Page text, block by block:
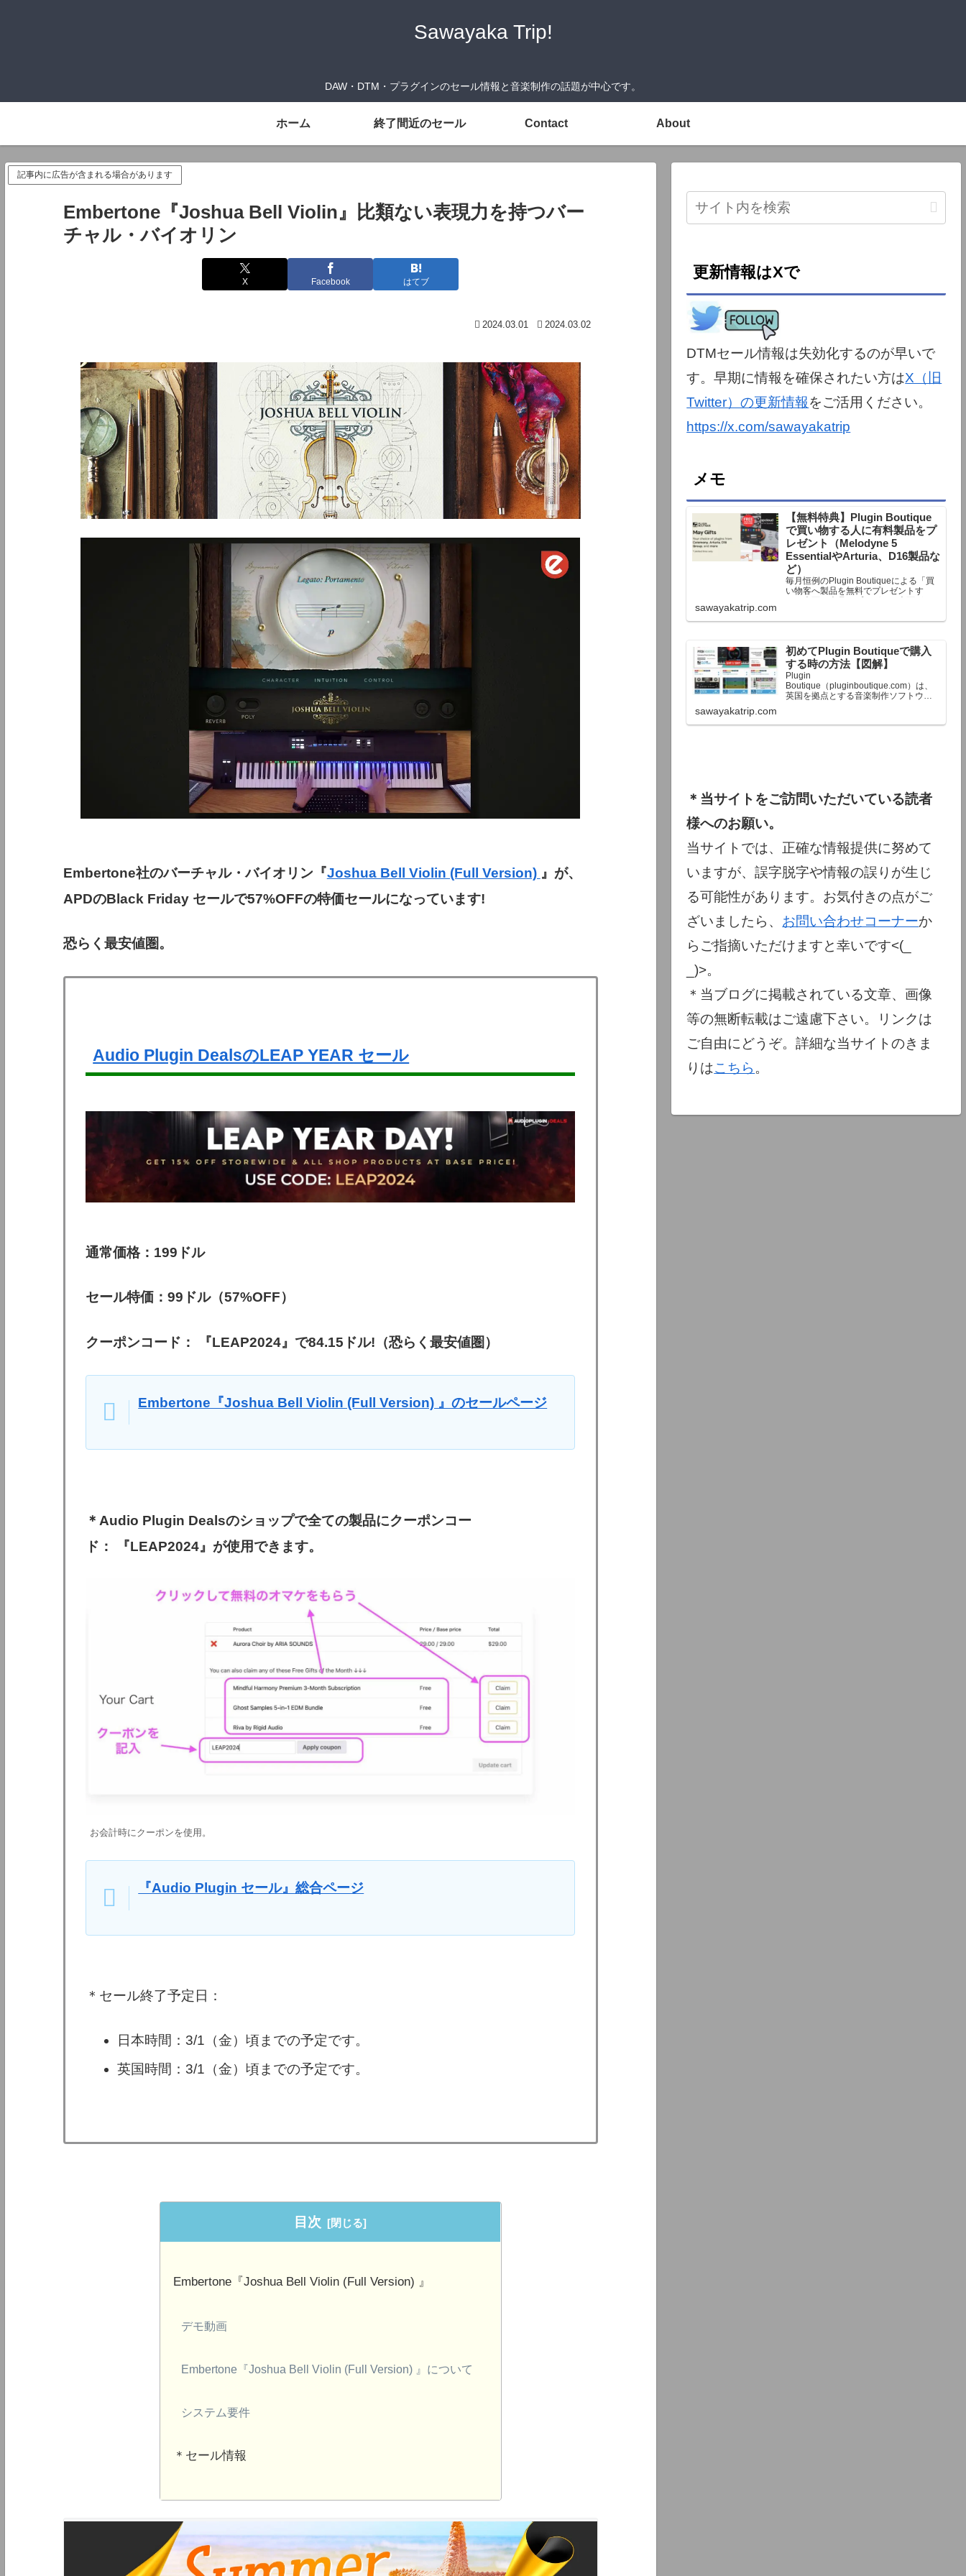
Sawayaka Trip!
DAW・DTM・プラグインのセール情報と音楽制作の話題が中心です。
ホーム 終了間近のセール Contact About
記事内に広告が含まれる場合があります
Embertone『Joshua Bell Violin』比類ない表現力を持つバー
チャル・バイオリン
X Facebook はてブ
2024.03.01 2024.03.02
Embertone社のバーチャル・バイオリン『Joshua Bell Violin (Full Version) 』が、
APDのBlack Friday セールで57%OFFの特価セールになっています!
恐らく最安値圏。
Audio Plugin DealsのLEAP YEAR セール
通常価格：199ドル
セール特価：99ドル（57%OFF）
クーポンコード： 『LEAP2024』で84.15ドル!（恐らく最安値圏）
Embertone『Joshua Bell Violin (Full Version) 』のセールページ
＊Audio Plugin Dealsのショップで全ての製品にクーポンコー
ド： 『LEAP2024』が使用できます。
お会計時にクーポンを使用。
『Audio Plugin セール』総合ページ
＊セール終了予定日：
日本時間：3/1（金）頃までの予定です。
英国時間：3/1（金）頃までの予定です。
目次
Embertone『Joshua Bell Violin (Full Version) 』
デモ動画
Embertone『Joshua Bell Violin (Full Version) 』について
システム要件
＊セール情報
更新情報はXで
DTMセール情報は失効化するのが早いで
す。早期に情報を確保されたい方はX（旧
Twitter）の更新情報をご活用ください。
https://x.com/sawayakatrip
メモ
【無料特典】Plugin Boutique
で買い物する人に有料製品をプ
レゼント（Melodyne 5
EssentialやArturia、D16製品な
ど）
毎月恒例のPlugin Boutiqueによる「買
い物客へ製品を無料でプレゼントす
る」企画。今月もプレゼント企画が用
定額以上のお金を出して何かを購入す
終了予定日：日本時間：6/1（月…
sawayakatrip.com
初めてPlugin Boutiqueで購入
する時の方法【図解】
Plugin
Boutique（pluginboutique.com）は、
英国を拠点とする音楽制作ソフトウェ
で、世界中のミュージシャンに利用さ
sawayakatrip.com
＊当サイトをご訪問いただいている読者
様へのお願い。
当サイトでは、正確な情報提供に努めて
いますが、誤字脱字や情報の誤りが生じ
る可能性があります。お気付きの点がご
ざいましたら、 お問い合わせコーナーか
らご指摘いただけますと幸いです<(_
_)>。
＊当ブログに掲載されている文章、画像
等の無断転載はご遠慮下さい。リンクは
ご自由にどうぞ。詳細な当サイトのきま
りはこちら 。